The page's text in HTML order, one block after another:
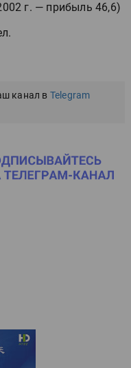
г. — прибыль 46,6)
канал в Telegram